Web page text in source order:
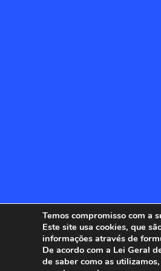
Temos compromisso com a
Este site usa cookies, que
informações através de
De acordo com a Lei Geral
de saber como as